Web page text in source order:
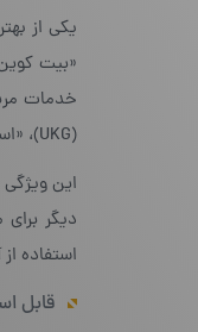
یکی از
(UKG)، «استورم» (STO) و «جنوسیس» (GNO) اشاره کرد.
این
دیگر
استفاده
قابل